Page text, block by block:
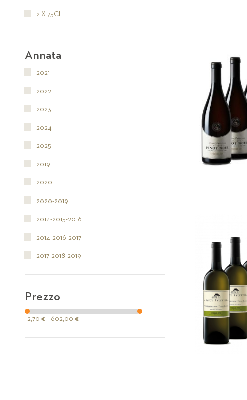
2 X 75CL
Annata
2021
2022
2023
2024
2025
2019
2020
2020-2019
2014-2015-2016
2014-2016-2017
2017-2018-2019
Prezzo
2,70 € - 602,00 €